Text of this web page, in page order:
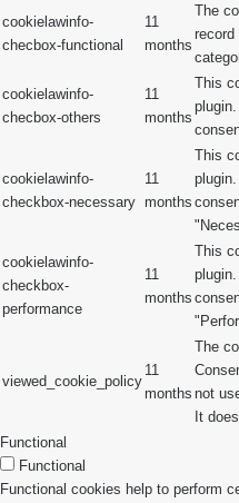
cookielawinfo-
checbox-functional
11
months
The
cookielawinfo-
checbox-others
11
months
This
cookielawinfo-
checkbox-necessary
11
months
This
cookielawinfo-
checkbox-
performance
11
months
This
viewed_cookie_policy
11
months
The
not
It
Functional
Functional
Functional cookies help to perform